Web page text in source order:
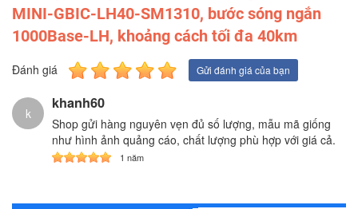
MINI-GBIC-LH40-SM1310, bước sóng ngắn
1000Base-LH, khoảng cách tối đa 40km
Đánh giá Gửi đánh giá của bạn
k
khanh60
Shop gửi hàng nguyên vẹn đủ số lượng, mẫu mã giống
như hình ảnh quảng cáo, chất lượng phù hợp với giá cả.
1 năm